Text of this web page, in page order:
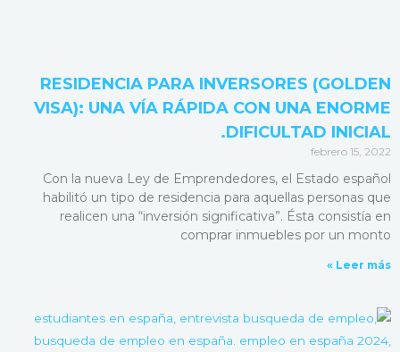
RESIDENCIA PARA INVERSORES (GOLDEN
VISA): UNA VÍA RÁPIDA CON UNA ENORME
DIFICULTAD INICIAL.
febrero 15, 2022
Con la nueva Ley de Emprendedores, el Estado español
habilitó un tipo de residencia para aquellas personas que
realicen una “inversión significativa”. Ésta consistía en
comprar inmuebles por un monto
Leer más »